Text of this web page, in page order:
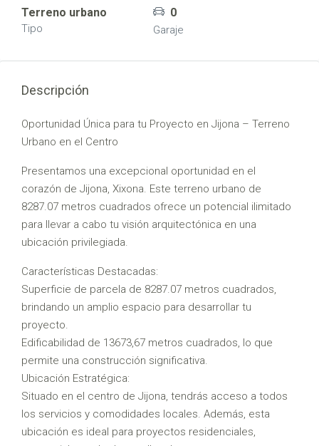
Terreno urbano
Tipo
0
Garaje
Descripción
Oportunidad Única para tu Proyecto en Jijona – Terreno
Urbano en el Centro
Presentamos una excepcional oportunidad en el
corazón de Jijona, Xixona. Este terreno urbano de
8287.07 metros cuadrados ofrece un potencial ilimitado
para llevar a cabo tu visión arquitectónica en una
ubicación privilegiada.
Características Destacadas:
Superficie de parcela de 8287.07 metros cuadrados,
brindando un amplio espacio para desarrollar tu
proyecto.
Edificabilidad de 13673,67 metros cuadrados, lo que
permite una construcción significativa.
Ubicación Estratégica:
Situado en el centro de Jijona, tendrás acceso a todos
los servicios y comodidades locales. Además, esta
ubicación es ideal para proyectos residenciales,